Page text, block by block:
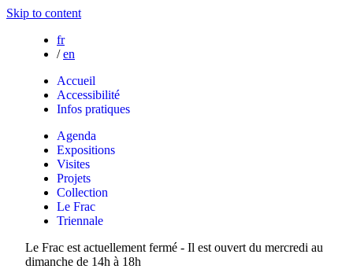
Skip to content
fr
/ en
Accueil
Accessibilité
Infos pratiques
Agenda
Expositions
Visites
Projets
Collection
Le Frac
Triennale
Le Frac est actuellement fermé - Il est ouvert du mercredi au
dimanche de 14h à 18h